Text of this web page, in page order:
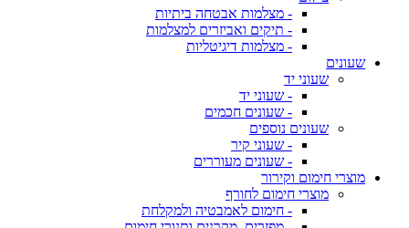
- מצלמות אבטחה ביתיות
- תיקים ואביזרים למצלמות
- מצלמות דיגיטליות
שעונים
שעוני יד
- שעוני יד
- שעונים חכמים
שעונים נוספים
- שעוני קיר
- שעונים מעוררים
מוצרי חימום וקירור
מוצרי חימום לחורף
- חימום לאמבטיה ולמקלחת